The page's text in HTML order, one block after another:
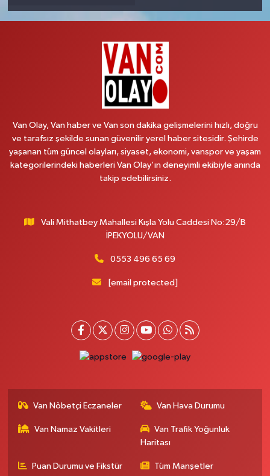
Van Olay, Van haber ve Van son dakika gelişmelerini hızlı, doğru
ve tarafsız şekilde sunan güvenilir yerel haber sitesidir. Şehirde
yaşanan tüm güncel olayları, siyaset, ekonomi, vanspor ve yaşam
kategorilerindeki haberleri Van Olay’ın deneyimli ekibiyle anında
takip edebilirsiniz.
Vali Mithatbey Mahallesi Kışla Yolu Caddesi No:29/B
İPEKYOLU/VAN
0553 496 65 69
[email protected]
Van Nöbetçi Eczaneler Van Hava Durumu
Van Namaz Vakitleri
Van Trafik Yoğunluk
Haritası
Puan Durumu ve Fikstür Tüm Manşetler